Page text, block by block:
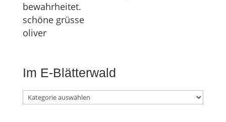
bewahrheitet.
schöne grüsse
oliver
Im E-Blätterwald
Im